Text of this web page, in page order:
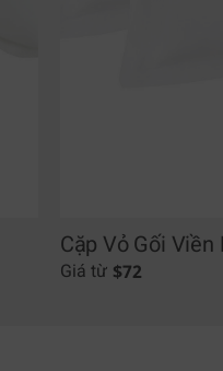
Cặp Vỏ Gối Viền
Giá từ $72